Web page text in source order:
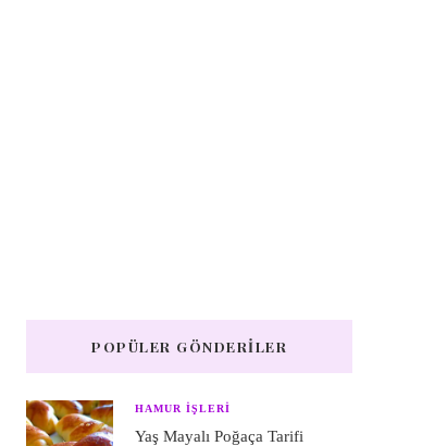
POPÜLER GÖNDERILER
HAMUR IŞLERI
Yaş Mayalı Poğaça Tarifi